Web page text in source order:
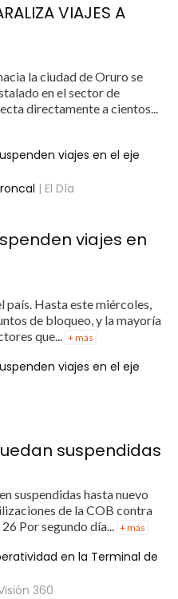
VIAJES A
la ciudad de Oruro se
en el sector de
directamente a cientos...
viajes en el eje
| El Día
viajes en
país. Hasta este miércoles,
de bloqueo, y la mayoría
que...
+ más
viajes en el eje
suspendidas
suspendidas hasta nuevo
de la COB contra
Por segundo día... + más
en la Terminal de
360